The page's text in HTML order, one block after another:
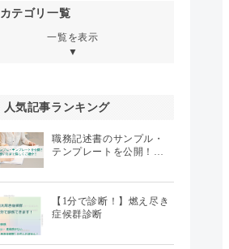
カテゴリ一覧
一覧を表示
▼
人材育成・開発・研修 （106）
エンゲージメント（104）
人気記事ランキング
職務記述書のサンプル・
テンプレートを公開！…
【1分で診断！】燃え尽き
症候群診断